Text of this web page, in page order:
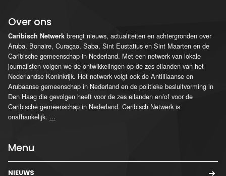
Over ons
Caribisch Netwerk brengt nieuws, actualiteiten en achtergronden over
Aruba, Bonaire, Curaçao, Saba, Sint Eustatius en Sint Maarten en de
Caribische gemeenschap in Nederland. Met een netwerk van lokale
journalisten volgen we de ontwikkelingen op de zes eilanden van het
Nederlandse Koninkrijk. Het netwerk volgt ook de Antilliaanse en
Arubaanse gemeenschap in Nederland en de politieke besluitvorming in
Den Haag die gevolgen heeft voor de zes eilanden en/of voor de
Caribische gemeenschap in Nederland. Caribisch Netwerk is
onafhankelijk. ...
Menu
NIEUWS